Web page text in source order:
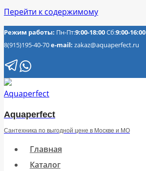
Перейти к содержимому
Режим работы: Пн-Пт:9:00-18:00Сб:9:00-16:00
8(915)195-40-70e-mail: zakaz@aquaperfect.ru
Aquaperfect
Сантехника по выгодной цене в Москве и МО
Главная
Каталог